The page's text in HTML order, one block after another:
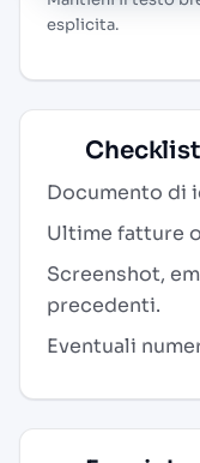
esplicita.
Documento di
Ultime fatture
Screenshot,
precedenti.
Eventuali